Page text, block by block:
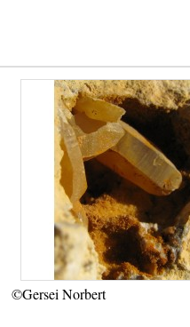
©Gersei Norbert